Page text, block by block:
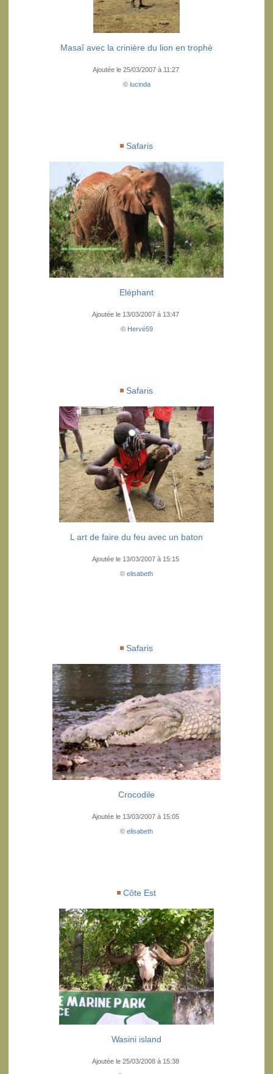
Masaî avec la crinière du lion en trophè
Ajoutée le 25/03/2007 à 11:27
© lucinda
Safaris
Eléphant
Ajoutée le 13/03/2007 à 13:47
© Hervé59
Safaris
L art de faire du feu avec un baton
Ajoutée le 13/03/2007 à 15:15
© elisabeth
Safaris
Crocodile
Ajoutée le 13/03/2007 à 15:05
© elisabeth
Côte Est
Wasini island
Ajoutée le 25/03/2008 à 15:38